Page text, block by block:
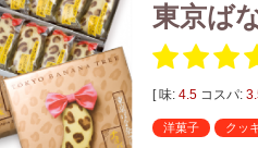
東京ば
[ 味: 4.5コスパ:
洋菓子 クッ